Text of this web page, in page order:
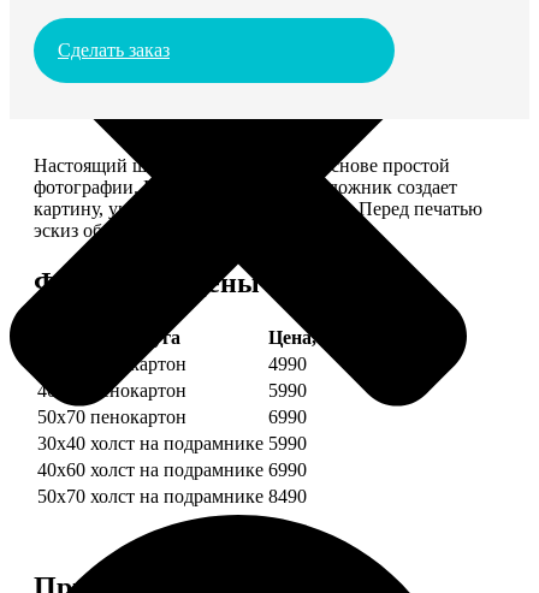
Сделать заказ
Настоящий шедевр, сделанный на основе простой
фотографии. Профессиональный художник создает
картину, учитывая ваши комментарии. Перед печатью
эскиз обязательно согласуем с вами.
Форматы и цены
Услуга
Цена, руб.
30х40 пенокартон
4990
40х60 пенокартон
5990
50х70 пенокартон
6990
30х40 холст на подрамнике 5990
40х60 холст на подрамнике 6990
50х70 холст на подрамнике 8490